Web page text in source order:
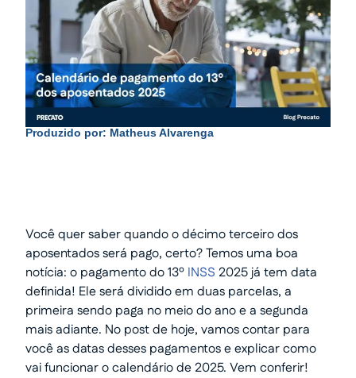
Produzido por: Matheus Alvarenga
Você quer saber quando o décimo terceiro dos
aposentados será pago, certo? Temos uma boa
notícia: o pagamento do 13º INSS 2025 já tem data
definida! Ele será dividido em duas parcelas, a
primeira sendo paga no meio do ano e a segunda
mais adiante. No post de hoje, vamos contar para
você as datas desses pagamentos e explicar como
vai funcionar o calendário de 2025. Vem conferir!